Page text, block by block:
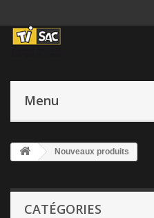
Menu
Nouveaux produits
CATÉGORIES